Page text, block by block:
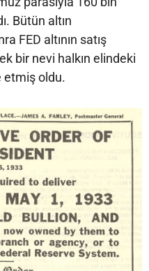
Bütün altın
FED altının satış
bir nevi halkın elindeki
etmiş oldu.